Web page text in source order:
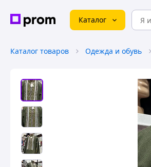
Каталог
Каталог товаров Одежда и обувь